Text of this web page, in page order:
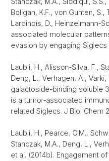
Boligan, K.F., von Gunten, S.,
Lardinois, D., Heinzelmann-
associated molecular
evasion by engaging Siglecs
Laubli, H., Alisson-Silva, F.,
Deng, L., Verhagen, A.,
galactoside-binding soluble
is a tumor-associated
related Siglecs. J Biol Chem
Laubli, H., Pearce, O.M.,
Stanczak, M.A., Deng, L.,
et al. (2014b). Engagement